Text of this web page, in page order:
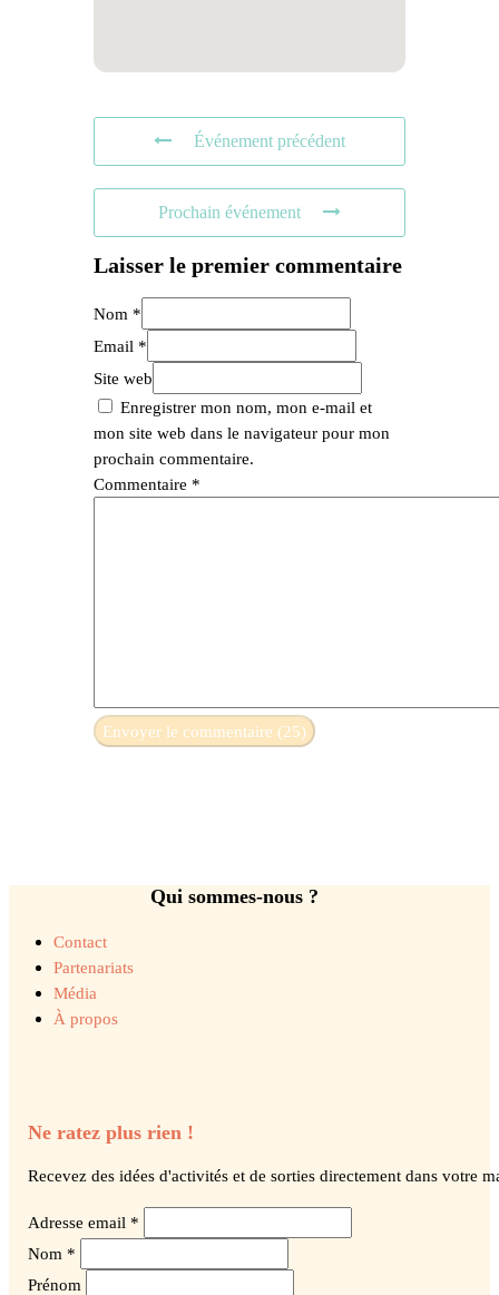
Événement précédent
Prochain événement
Laisser le premier commentaire
Nom *
Email *
Site web
Enregistrer mon nom, mon e-mail et
mon site web dans le navigateur pour mon
prochain commentaire.
Commentaire *
Qui sommes-nous ?
Contact
Partenariats
Média
À propos
Ne ratez plus rien !
Recevez des idées d'activités et de sorties directement dans votre
Adresse email *
Nom *
Prénom